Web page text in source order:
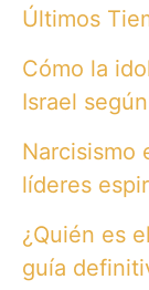
Últimos
Cómo la
Israel
Narcisismo
líderes
¿Quién es
guía